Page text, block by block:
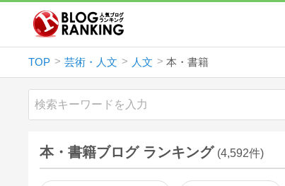
TOP 芸術・人文 人文 本・書籍
本・書籍ブログ ランキング (4,592件)